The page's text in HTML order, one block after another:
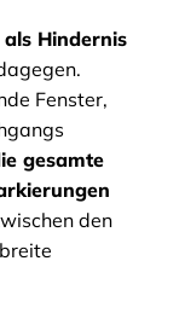
Hindernis
Fenster,
gesamte
den